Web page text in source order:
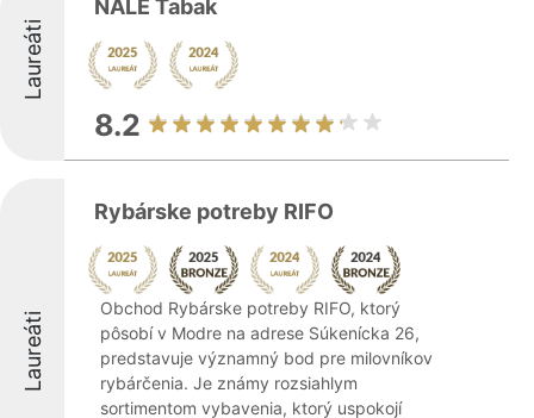
Laureáti
NALE Tabak
8.2
Laureáti
Rybárske potreby RIFO
Obchod Rybárske potreby RIFO, ktorý
pôsobí v Modre na adrese Súkenícka 26,
predstavuje významný bod pre milovníkov
rybárčenia. Je známy rozsiahlym
sortimentom vybavenia, ktorý uspokojí